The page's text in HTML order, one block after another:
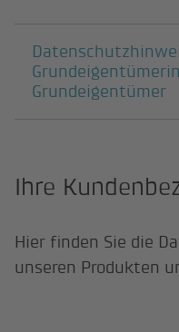
Grundeigentümer
Ihre
Hier finden Sie die
unseren Produkten